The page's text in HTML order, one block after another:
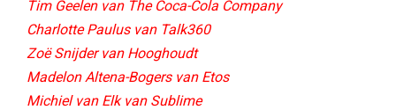
Tim Geelen van The Coca-Cola Company
Charlotte Paulus van Talk360
Zoë Snijder van Hooghoudt​
Madelon Altena-Bogers van Etos​
Michiel van Elk van Sublime​